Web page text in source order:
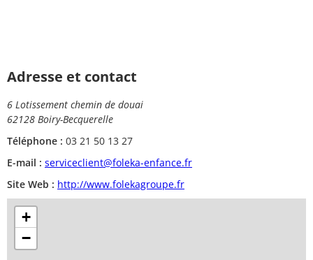
Adresse et contact
6 Lotissement chemin de douai
62128 Boiry-Becquerelle
Téléphone : 03 21 50 13 27
E-mail : serviceclient@foleka-enfance.fr
Site Web : http://www.folekagroupe.fr
+
−